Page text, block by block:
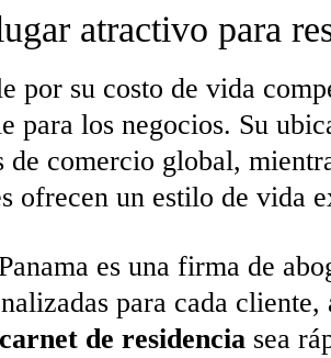
atractivo para
por su costo de vida
para los negocios. Su
de comercio global,
ofrecen un estilo de vida
es una firma de
para cada
de residencia sea